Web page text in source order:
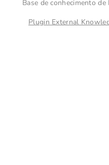
Base de conhecimento de
Plugin External